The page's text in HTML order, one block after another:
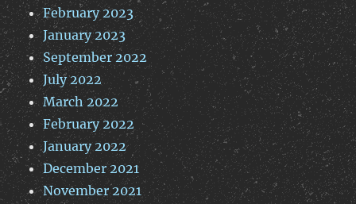
February 2023
January 2023
September 2022
July 2022
March 2022
February 2022
January 2022
December 2021
November 2021